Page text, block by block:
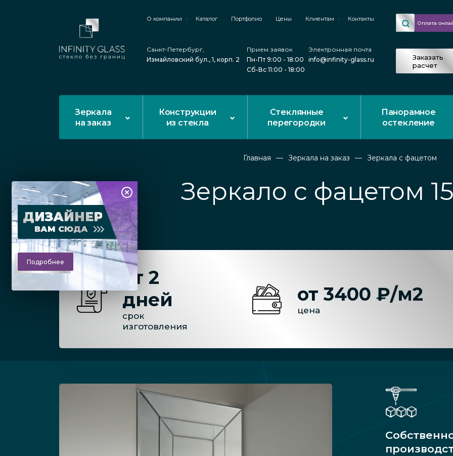
О компании Каталог Портфолио Цены Клиентам Контакты
Санкт-Петербург,
Измайловский бул., 1, корп. 2
Прием заявок
Пн-Пт 9:00 - 18:00
Сб-Вс 11:00 - 18:00
Электронная почта
info@infinity-glass.ru
Оплата
Заказать
расчет
Зеркала
на заказ
Конструкции
из стекла
Стеклянные
перегородки
Панорамное
остекление
Главная Зеркала на заказ Зеркала с фацетом
Зеркало с фацетом
ДИЗАЙНЕР
ВАМ СЮДА
Подробнее
от 2
дней
срок
изготовления
от 3400 ₽/м2
цена